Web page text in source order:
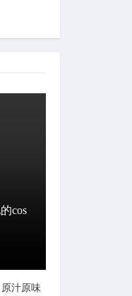
cos
汁原味